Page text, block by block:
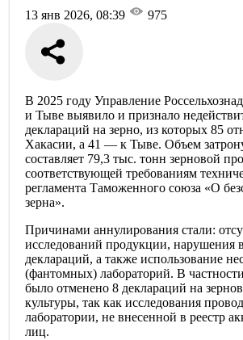
13 янв 2026, 08:39 975
В 2025 году Управление
и Тыве выявило и признало
деклараций на зерно, из которых 85
Хакасии, а 41 — к Тыве. Объем
составляет 79,3 тыс. тонн зерновой
соответствующей требованиям
регламента Таможенного союза «О
зерна».
Причинами аннулирования стали:
исследований продукции, нарушения
деклараций, а также использование
(фантомных) лабораторий. В
было отменено 8 деклараций на
культуры, так как исследования
лаборатории, не внесенной в реестр
лиц.